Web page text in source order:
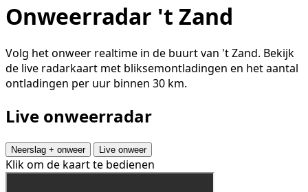
Onweerradar 't Zand
Volg het onweer realtime in de buurt van 't Zand. Bekijk
de live radarkaart met bliksemontladingen en het aantal
ontladingen per uur binnen 30 km.
Live onweerradar
Neerslag + onweer Live onweer
Klik om de kaart te bedienen